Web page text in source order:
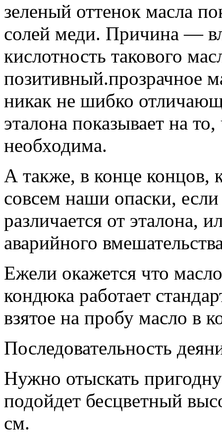
зеленый оттенок масла
солей меди. Причина —
кислотность такового
позитивный.прозрачное
никак не шибко
эталона показывает на
необходима.
А также, в конце концов,
совсем наши опаски,
различается от эталона,
аварийного
Ежели окажется что
кондюка работает
взятое на пробу масло в
Последовательность
Нужно отыскать
подойдет бесцветный
см.